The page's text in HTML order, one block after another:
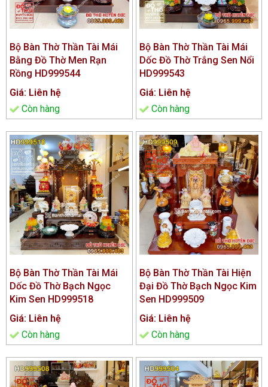
Bộ Bàn Thờ Thần Tài Mái
Bằng Đồ Thờ Men Rạn
Rồng HD999544
Giá: Liên hệ
Còn hàng
Bộ Bàn Thờ Thần Tài Mái
Dốc Đồ Thờ Trắng Sen Nổi
HD999543
Giá: Liên hệ
Còn hàng
Bộ Bàn Thờ Thần Tài Mái
Dốc Đồ Thờ Bạch Ngọc
Kim Sen HD999518
Giá: Liên hệ
Còn hàng
Bộ Bàn Thờ Thần Tài Hiện
Đại Đồ Thờ Bạch Ngọc Kim
Sen HD999509
Giá: Liên hệ
Còn hàng